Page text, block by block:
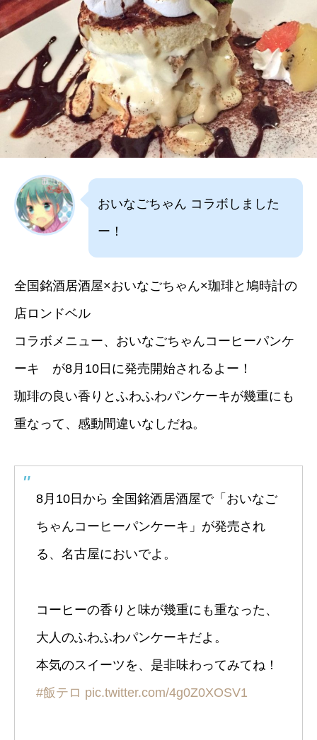
おいなごちゃん コラボしました
ー！
全国銘酒居酒屋×おいなごちゃん×珈琲と鳩時計の
店ロンドベル
コラボメニュー、おいなごちゃんコーヒーパンケ
ーキ が8月10日に発売開始されるよー！
珈琲の良い香りとふわふわパンケーキが幾重にも
重なって、感動間違いなしだね。
8月10日から 全国銘酒居酒屋で「おいなご
ちゃんコーヒーパンケーキ」が発売され
る、名古屋においでよ。
コーヒーの香りと味が幾重にも重なった、
大人のふわふわパンケーキだよ。
本気のスイーツを、是非味わってみてね！
#飯テロ pic.twitter.com/4g0Z0XOSV1